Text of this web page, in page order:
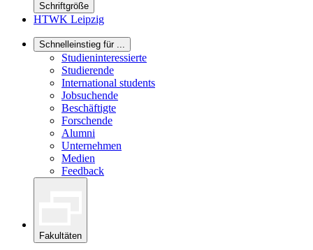
Schriftgröße
HTWK Leipzig
Schnelleinstieg für ...
Studieninteressierte
Studierende
International students
Jobsuchende
Beschäftigte
Forschende
Alumni
Unternehmen
Medien
Feedback
Fakultäten